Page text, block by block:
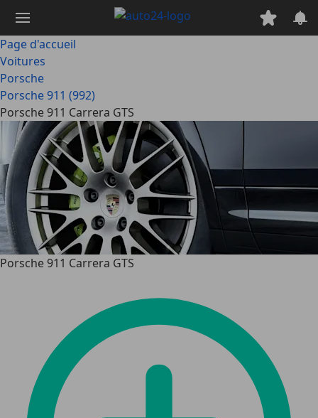
contenu
principal
Page d'accueil
Voitures
Porsche
Porsche 911 (992)
Porsche 911 Carrera GTS
Porsche 911 Carrera GTS